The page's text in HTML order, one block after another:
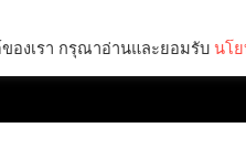
องเรา กรุณาอ่านและยอมรับ นโ